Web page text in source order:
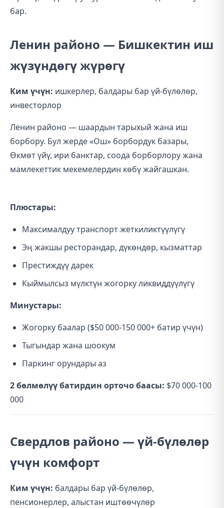
бар.
Ленин районо — Бишкектин иш
жүзүндөгү жүрөгү
Ким үчүн: ишкерлер, балдары бар үй-бүлөлөр,
инвесторлор
Ленин районо — шаардын тарыхый жана иш
борбору. Бул жерде «Ош» борбордук базары,
Өкмөт үйү, ири банктар, соода борборлору жана
мамлекеттик мекемелердин көбү жайгашкан.
Плюстары:
Максималдуу транспорт жеткиликтүүлүгү
Эң жакшы ресторандар, дүкөндөр, кызматтар
Престиждүү дарек
Кыймылсыз мүлктүн жогорку ликвиддүүлүгү
Минустары:
Жогорку баалар ($50 000-150 000+ батир үчүн)
Тыгындар жана шоокум
Паркинг орундары аз
2 бөлмөлүү батирдин орточо баасы: $70 000-100
000
Свердлов районо — үй-бүлөлөр
үчүн комфорт
Ким үчүн: балдары бар үй-бүлөлөр,
пенсионерлер, алыстан иштөөчүлөр